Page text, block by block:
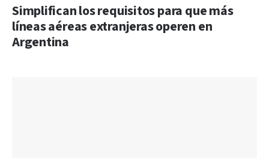
Simplifican los requisitos para que más
líneas aéreas extranjeras operen en
Argentina